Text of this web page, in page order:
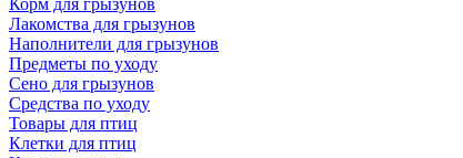
Корм для грызунов
Лакомства для грызунов
Наполнители для грызунов
Предметы по уходу
Сено для грызунов
Средства по уходу
Товары для птиц
Клетки для птиц